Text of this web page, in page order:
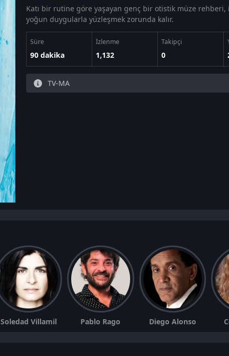
Katı bir rutine göre yaşayan genç bir otistik müze rehberi,
yoğun duygularla yüzleşmek zorunda kalır.
Süre
90 dakika
İzlenme
1,132
Takipçi
0
TV-MA
Soledad Villamil Pablo Rago Diego Alonso